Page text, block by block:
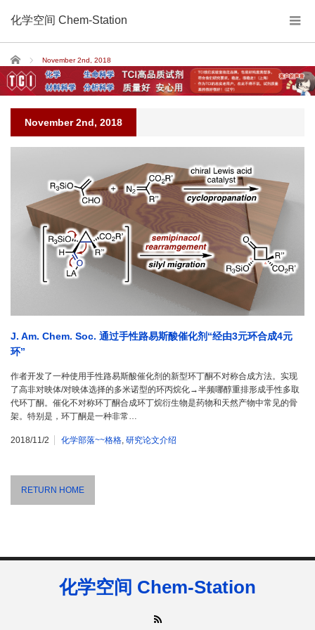
化学空间 Chem-Station
Home November 2nd, 2018
November 2nd, 2018
J. Am. Chem. Soc. 通过手性路易斯酸催化剂“经由3元环合成4元
环”
作者开发了一种使用手性路易斯酸催化剂的新型环丁酮不对称合成方法。实现
了高非对映体/对映体选择的多米诺型的环丙烷化→半频哪醇重排形成手性多取
代环丁酮。催化不对称环丁酮合成环丁烷衍生物是药物和天然产物中常见的骨
架。特别是，环丁酮是一种非常…
2018/11/2 化学部落~~格格, 研究论文介绍
RETURN HOME
化学空间 Chem-Station